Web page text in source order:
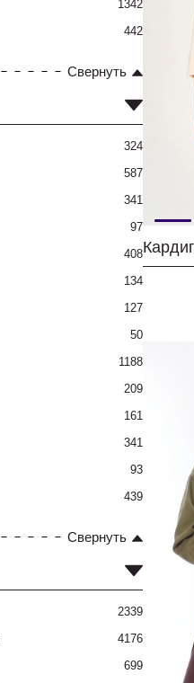
1342
442
Свернуть
324
587
341
97
408
134
127
50
1188
209
161
341
93
439
Свернуть
2339
4176
699